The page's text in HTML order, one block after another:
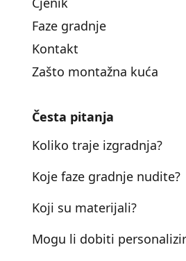
Faze gradnje
Kontakt
Zašto montažna kuća
Česta pitanja
Koliko traje izgradnja?
Koje faze gradnje nudite?
Koji su materijali?
Mogu li dobiti